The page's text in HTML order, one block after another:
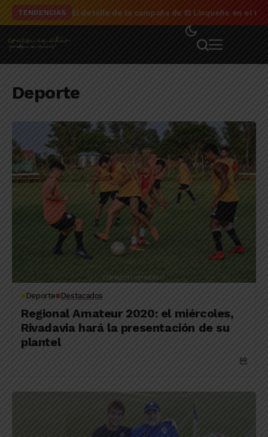
TENDENCIAS El detalle de la campaña de El Linqueño en el
Deporte
Deporte Destacados
Regional Amateur 2020: el miércoles,
Rivadavia hará la presentación de su
plantel